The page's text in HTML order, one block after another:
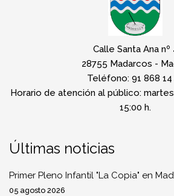
Calle Santa Ana nº
28755 Madarcos -
Teléfono: 91 868 14
Horario de atención al público:
15:00 h.
Últimas noticias
Primer Pleno Infantil "La Copia" en
05 agosto 2026